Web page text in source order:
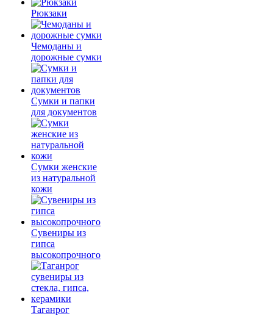
Рюкзаки
Чемоданы и
дорожные сумки
Сумки и папки
для документов
Сумки женские
из натуральной
кожи
Сувениры из
гипса
высокопрочного
Таганрог